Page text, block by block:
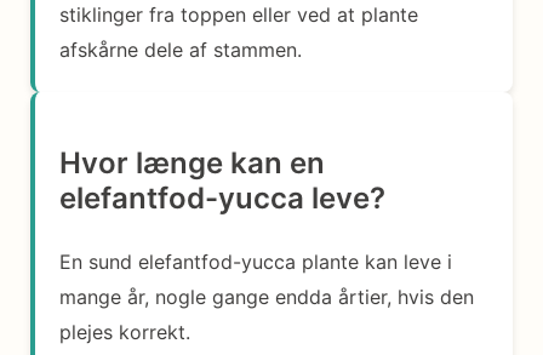
stiklinger fra toppen eller ved at plante
afskårne dele af stammen.
Hvor længe kan en
elefantfod-yucca leve?
En sund elefantfod-yucca plante kan leve i
mange år, nogle gange endda årtier, hvis den
plejes korrekt.